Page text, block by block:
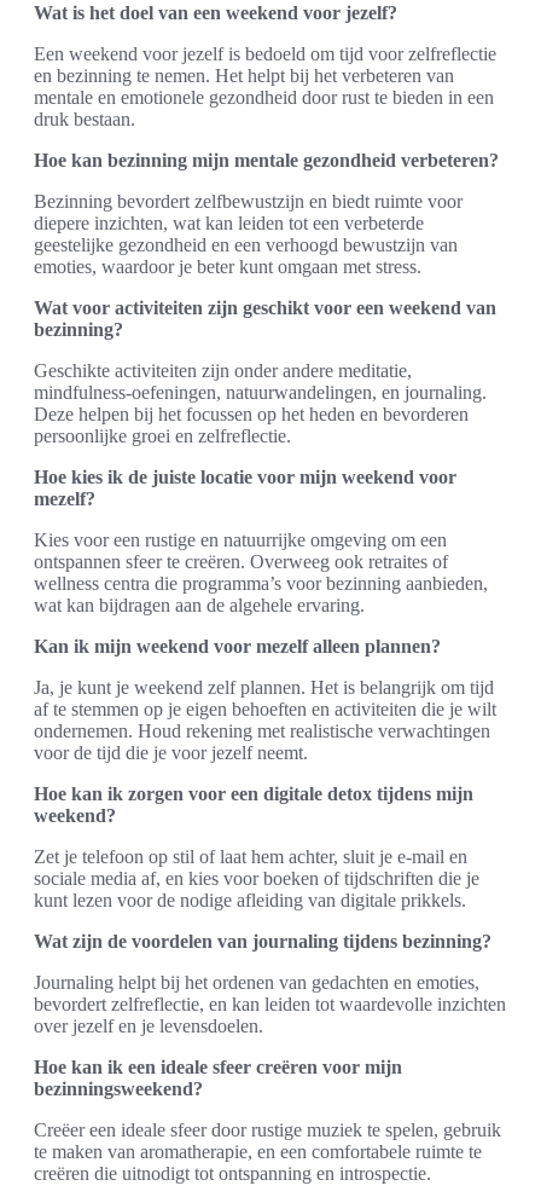
Wat is het doel van een weekend voor jezelf?
Een weekend voor jezelf is bedoeld om tijd voor zelfreflectie
en bezinning te nemen. Het helpt bij het verbeteren van
mentale en emotionele gezondheid door rust te bieden in een
druk bestaan.
Hoe kan bezinning mijn mentale gezondheid verbeteren?
Bezinning bevordert zelfbewustzijn en biedt ruimte voor
diepere inzichten, wat kan leiden tot een verbeterde
geestelijke gezondheid en een verhoogd bewustzijn van
emoties, waardoor je beter kunt omgaan met stress.
Wat voor activiteiten zijn geschikt voor een weekend van
bezinning?
Geschikte activiteiten zijn onder andere meditatie,
mindfulness-oefeningen, natuurwandelingen, en journaling.
Deze helpen bij het focussen op het heden en bevorderen
persoonlijke groei en zelfreflectie.
Hoe kies ik de juiste locatie voor mijn weekend voor
mezelf?
Kies voor een rustige en natuurrijke omgeving om een
ontspannen sfeer te creëren. Overweeg ook retraites of
wellness centra die programma’s voor bezinning aanbieden,
wat kan bijdragen aan de algehele ervaring.
Kan ik mijn weekend voor mezelf alleen plannen?
Ja, je kunt je weekend zelf plannen. Het is belangrijk om tijd
af te stemmen op je eigen behoeften en activiteiten die je wilt
ondernemen. Houd rekening met realistische verwachtingen
voor de tijd die je voor jezelf neemt.
Hoe kan ik zorgen voor een digitale detox tijdens mijn
weekend?
Zet je telefoon op stil of laat hem achter, sluit je e-mail en
sociale media af, en kies voor boeken of tijdschriften die je
kunt lezen voor de nodige afleiding van digitale prikkels.
Wat zijn de voordelen van journaling tijdens bezinning?
Journaling helpt bij het ordenen van gedachten en emoties,
bevordert zelfreflectie, en kan leiden tot waardevolle inzichten
over jezelf en je levensdoelen.
Hoe kan ik een ideale sfeer creëren voor mijn
bezinningsweekend?
Creëer een ideale sfeer door rustige muziek te spelen, gebruik
te maken van aromatherapie, en een comfortabele ruimte te
creëren die uitnodigt tot ontspanning en introspectie.